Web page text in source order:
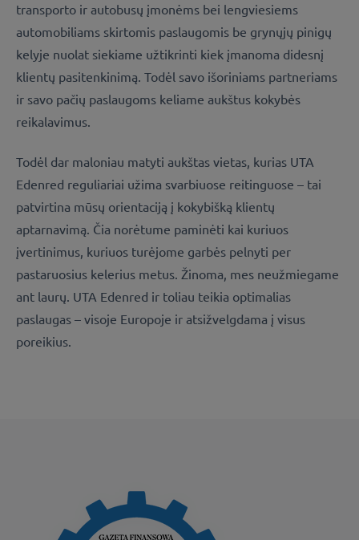
transporto ir autobusų įmonėms bei lengviesiems
automobiliams skirtomis paslaugomis be grynųjų pinigų
kelyje nuolat siekiame užtikrinti kiek įmanoma didesnį
klientų pasitenkinimą. Todėl savo išoriniams partneriams
ir savo pačių paslaugoms keliame aukštus kokybės
reikalavimus.
Todėl dar maloniau matyti aukštas vietas, kurias UTA
Edenred reguliariai užima svarbiuose reitinguose – tai
patvirtina mūsų orientaciją į kokybišką klientų
aptarnavimą. Čia norėtume paminėti kai kuriuos
įvertinimus, kuriuos turėjome garbės pelnyti per
pastaruosius kelerius metus. Žinoma, mes neužmiegame
ant laurų. UTA Edenred ir toliau teikia optimalias
paslaugas – visoje Europoje ir atsižvelgdama į visus
poreikius.